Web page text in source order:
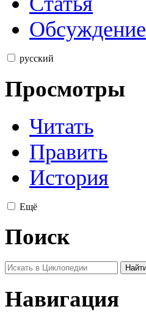
Обсуждение
русский
Просмотры
Читать
Править
История
Ещё
Поиск
Навигация